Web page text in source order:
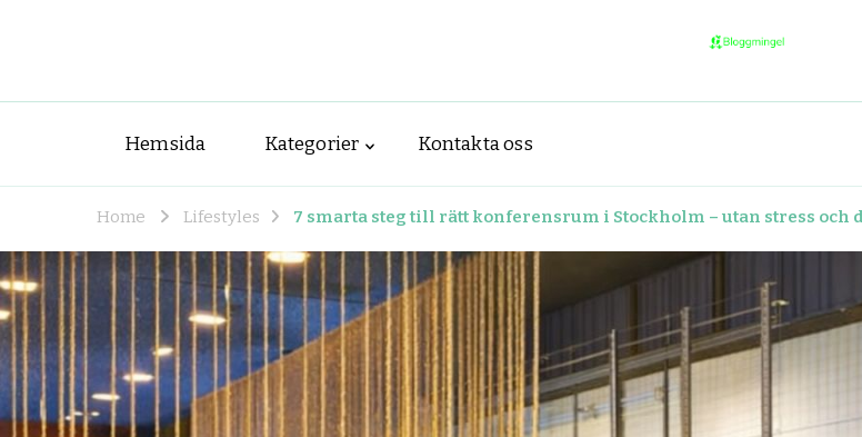
Hemsida Kategorier Kontakta oss
Home Lifestyles 7 smarta steg till rätt konferensrum i Stockholm – utan stress och